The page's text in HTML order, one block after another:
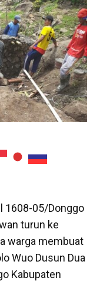
1608-05/Donggo
turun ke
warga membuat
Wuo Dusun Dua
Kabupaten